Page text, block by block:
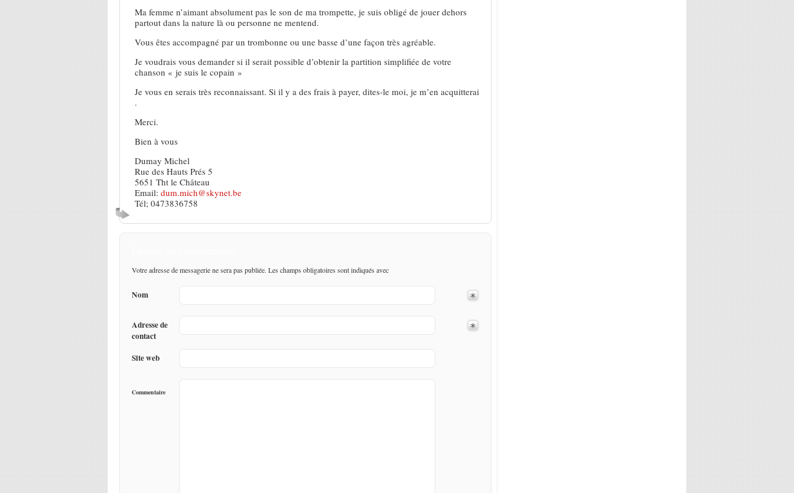
Ma femme n’aimant absolument pas le son de ma trompette, je suis obligé de jouer dehors
partout dans la nature là ou personne ne mentend.
Vous êtes accompagné par un trombonne ou une basse d’une façon très agréable.
Je voudrais vous demander si il serait possible d’obtenir la partition simplifiée de votre
chanson « je suis le copain »
Je vous en serais très reconnaissant. Si il y a des frais à payer, dites-le moi, je m’en acquitterai
.
Merci.
Bien à vous
Dumay Michel
Rue des Hauts Prés 5
5651 Tht le Château
Email: dum.mich@skynet.be
Tél; 0473836758
Votre adresse de messagerie ne sera pas publiée. Les champs obligatoires sont indiqués avec
Nom
Adresse de
contact
Site web
Commentaire